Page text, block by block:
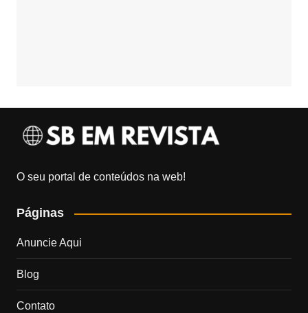
O seu portal de conteúdos na web!
Páginas
Anuncie Aqui
Blog
Contato